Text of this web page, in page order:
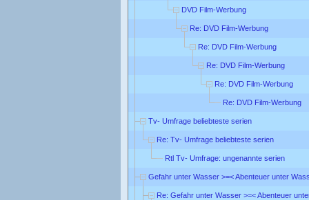
DVD Film-Werbung
Re: DVD Film-Werbung
Re: DVD Film-Werbung
Re: DVD Film-Werbung
Re: DVD Film-Werbung
Re: DVD Film-Werbung
Tv- Umfrage beliebteste serien
Re: Tv- Umfrage beliebteste serien
Rtl Tv- Umfrage: ungenannte serien
Gefahr unter Wasser >=< Abenteuer unter
Re: Gefahr unter Wasser >=< Abenteuer